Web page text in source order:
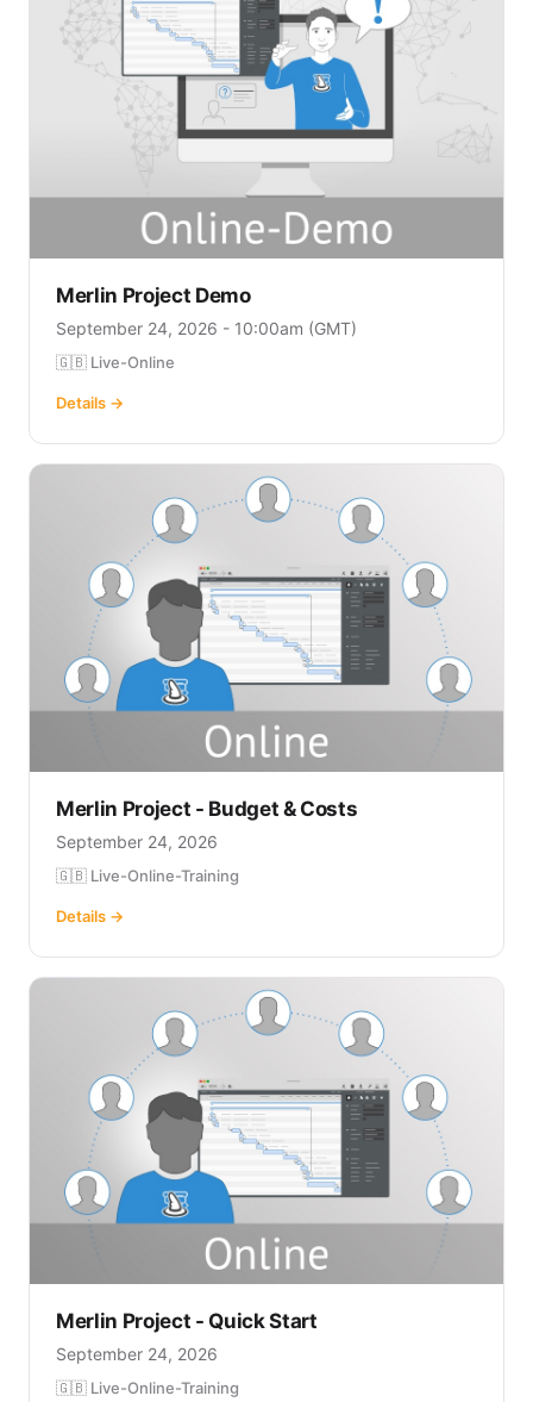
Merlin Project Demo
September 24, 2026 - 10:00am (GMT)
🇬🇧 Live-Online
Details →
Merlin Project - Budget & Costs
September 24, 2026
🇬🇧 Live-Online-Training
Details →
Merlin Project - Quick Start
September 24, 2026
🇬🇧 Live-Online-Training